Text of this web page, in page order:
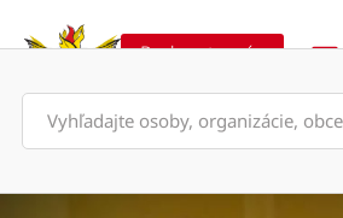
Podporte nás